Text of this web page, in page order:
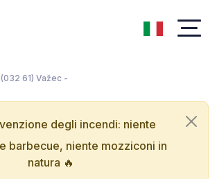
(032 61) Važec -
degli incendi: niente
barbecue, niente mozziconi in
natura 🔥